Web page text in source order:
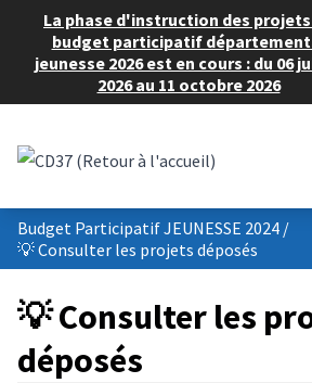
La phase d'instruction des projets
budget participatif
jeunesse 2026 est en cours : du 06
2026 au 11 octobre 2026
Budget Participatif JEUNESSE 2024 /
💡 Consulter les projets déposés
💡 Consulter les
déposés